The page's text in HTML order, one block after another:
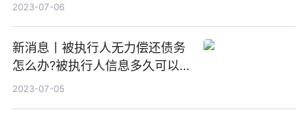
2023-07-06
新消息丨被执行人无力偿还债务
怎么办?被执行人信息多久可以
消除?
2023-07-05